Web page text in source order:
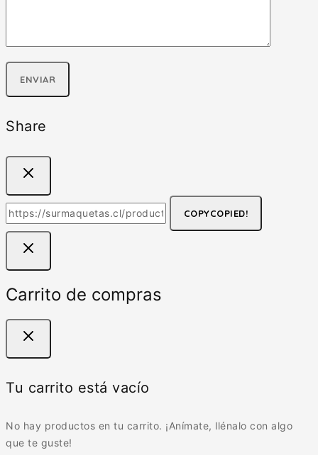
Share
COPYCOPIED!
Carrito de compras
Tu carrito está vacío
No hay productos en tu carrito. ¡Anímate, llénalo con algo
que te guste!